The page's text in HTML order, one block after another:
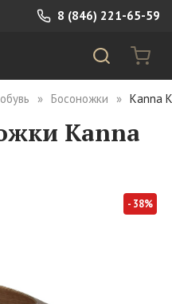
8 (846) 221-65-59
Босоножки Kanna
Kanna
- 38%